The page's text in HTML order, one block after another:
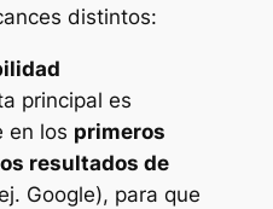
distintos:
principal es
en los primeros
resultados de
Google), para que